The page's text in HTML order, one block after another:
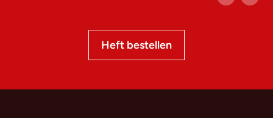
Heft bestellen